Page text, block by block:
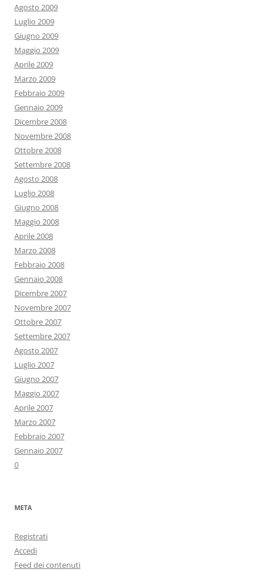
Agosto 2009
Luglio 2009
Giugno 2009
Maggio 2009
Aprile 2009
Marzo 2009
Febbraio 2009
Gennaio 2009
Dicembre 2008
Novembre 2008
Ottobre 2008
Settembre 2008
Agosto 2008
Luglio 2008
Giugno 2008
Maggio 2008
Aprile 2008
Marzo 2008
Febbraio 2008
Gennaio 2008
Dicembre 2007
Novembre 2007
Ottobre 2007
Settembre 2007
Agosto 2007
Luglio 2007
Giugno 2007
Maggio 2007
Aprile 2007
Marzo 2007
Febbraio 2007
Gennaio 2007
0
META
Registrati
Accedi
Feed dei contenuti